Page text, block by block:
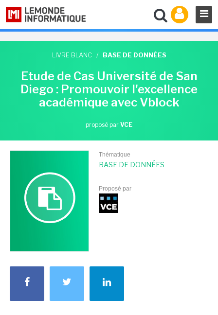
LIVRE BLANC / BASE DE DONNÉES
Etude de Cas Université de San
Diego : Promouvoir l'excellence
académique avec Vblock
proposé par VCE
Thématique
BASE DE DONNÉES
Proposé par